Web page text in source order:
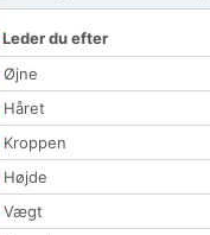
Leder du efter
Øjne
Håret
Kroppen
Højde
Vægt